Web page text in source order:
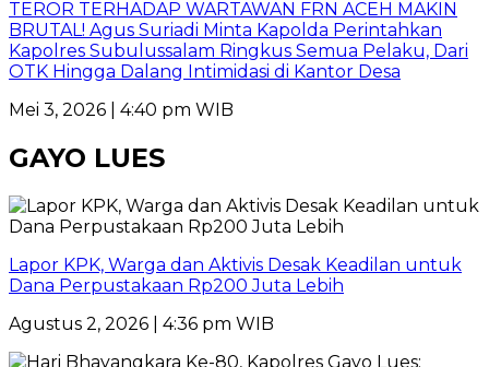
TEROR TERHADAP WARTAWAN FRN ACEH MAKIN
BRUTAL! Agus Suriadi Minta Kapolda Perintahkan
Kapolres Subulussalam Ringkus Semua Pelaku, Dari
OTK Hingga Dalang Intimidasi di Kantor Desa
Mei 3, 2026 | 4:40 pm WIB
GAYO LUES
Lapor KPK, Warga dan Aktivis Desak Keadilan untuk
Dana Perpustakaan Rp200 Juta Lebih
Agustus 2, 2026 | 4:36 pm WIB